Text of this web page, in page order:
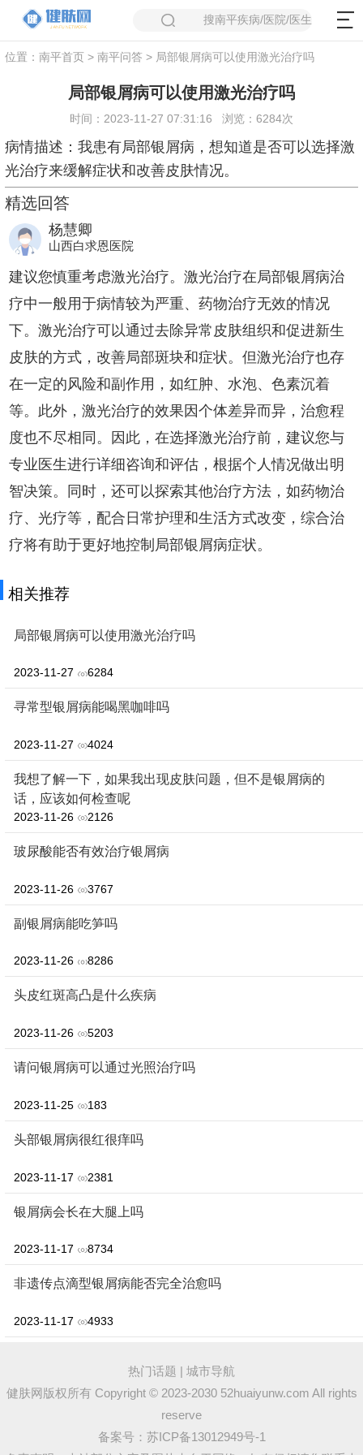
搜南平疾病/医院/医生
位置： 南平首页> 南平问答> 局部银屑病可以使用激光治疗吗
局部银屑病可以使用激光治疗吗
时间：2023-11-27 07:31:16 浏览：6284次
病情描述： 我患有局部银屑病，想知道是否可以选择激
光治疗来缓解症状和改善皮肤情况。
精选回答
杨慧卿
山西白求恩医院
建议您慎重考虑激光治疗。激光治疗在局部银屑病治
疗中一般用于病情较为严重、药物治疗无效的情况
下。激光治疗可以通过去除异常皮肤组织和促进新生
皮肤的方式，改善局部斑块和症状。但激光治疗也存
在一定的风险和副作用，如红肿、水泡、色素沉着
等。此外，激光治疗的效果因个体差异而异，治愈程
度也不尽相同。因此，在选择激光治疗前，建议您与
专业医生进行详细咨询和评估，根据个人情况做出明
智决策。同时，还可以探索其他治疗方法，如药物治
疗、光疗等，配合日常护理和生活方式改变，综合治
疗将有助于更好地控制局部银屑病症状。
相关推荐
局部银屑病可以使用激光治疗吗
2023-11-27 6284
寻常型银屑病能喝黑咖啡吗
2023-11-27 4024
我想了解一下，如果我出现皮肤问题，但不是银屑病的
话，应该如何检查呢
2023-11-26 2126
玻尿酸能否有效治疗银屑病
2023-11-26 3767
副银屑病能吃笋吗
2023-11-26 8286
头皮红斑高凸是什么疾病
2023-11-26 5203
请问银屑病可以通过光照治疗吗
2023-11-25 183
头部银屑病很红很痒吗
2023-11-17 2381
银屑病会长在大腿上吗
2023-11-17 8734
非遗传点滴型银屑病能否完全治愈吗
2023-11-17 4933
热门话题 | 城市导航
健肤网版权所有 Copyright © 2023-2030 52huaiyunw.com All rights
reserve
备案号： 苏ICP备13012949号-1